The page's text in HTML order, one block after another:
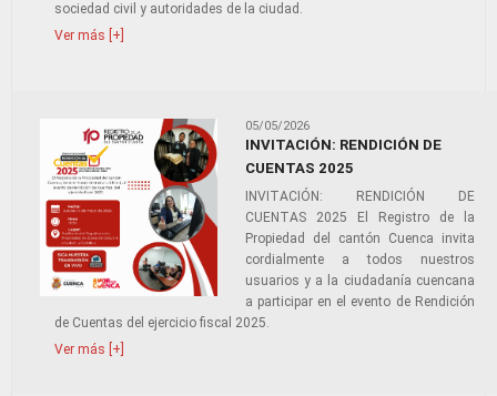
sociedad civil y autoridades de la ciudad.
Ver más [+]
05/05/2026
INVITACIÓN: RENDICIÓN DE
CUENTAS 2025
INVITACIÓN: RENDICIÓN DE
CUENTAS 2025 El Registro de la
Propiedad del cantón Cuenca invita
cordialmente a todos nuestros
usuarios y a la ciudadanía cuencana
a participar en el evento de Rendición
de Cuentas del ejercicio fiscal 2025.
Ver más [+]